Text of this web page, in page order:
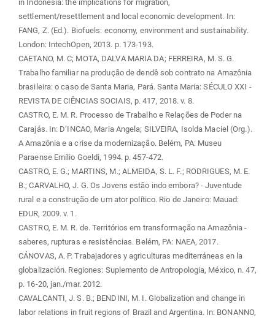
in Indonesia: the implications for migration,
settlement/resettlement and local economic development. In:
FANG, Z. (Ed.). Biofuels: economy, environment and sustainability.
London: IntechOpen, 2013. p. 173-193.
CAETANO, M. C; MOTA, DALVA MARIA DA; FERREIRA, M. S. G.
Trabalho familiar na produção de dendê sob contrato na Amazônia
brasileira: o caso de Santa Maria, Pará. Santa Maria: SÉCULO XXI -
REVISTA DE CIÊNCIAS SOCIAIS, p. 417, 2018. v. 8.
CASTRO, E. M. R. Processo de Trabalho e Relações de Poder na
Carajás. In: D’INCAO, Maria Angela; SILVEIRA, Isolda Maciel (Org.).
A Amazônia e a crise da modernização. Belém, PA: Museu
Paraense Emílio Goeldi, 1994. p. 457-472.
CASTRO, E. G.; MARTINS, M.; ALMEIDA, S. L. F.; RODRIGUES, M. E.
B.; CARVALHO, J. G. Os Jovens estão indo embora? - Juventude
rural e a construção de um ator político. Rio de Janeiro: Mauad:
EDUR, 2009. v. 1.
CASTRO, E. M. R. de. Territórios em transformação na Amazônia -
saberes, rupturas e resistências. Belém, PA: NAEA, 2017.
CÁNOVAS, A. P. Trabajadores y agriculturas mediterráneas en la
globalización. Regiones: Suplemento de Antropologia, México, n. 47,
p. 16-20, jan./mar. 2012.
CAVALCANTI, J. S. B.; BENDINI, M. I. Globalization and change in
labor relations in fruit regions of Brazil and Argentina. In: BONANNO,